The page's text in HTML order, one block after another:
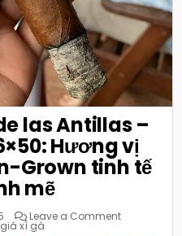
las Antillas –
Hương vị
Grown tinh tế
mẽ
Leave a Commenton
xì gà